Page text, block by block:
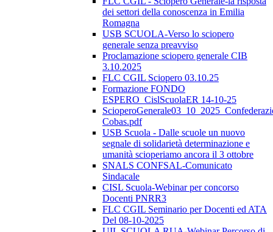
dei settori della conoscenza in Emilia
Romagna
USB SCUOLA-Verso lo sciopero
generale senza preavviso
Proclamazione sciopero generale CIB
3.10.2025
FLC CGIL Sciopero 03.10.25
Formazione FONDO
ESPERO_CislScuolaER 14-10-25
Cobas.pdf
USB Scuola - Dalle scuole un nuovo
segnale di solidarietà determinazione e
umanità scioperiamo ancora il 3 ottobre
SNALS CONFSAL-Comunicato
Sindacale
CISL Scuola-Webinar per concorso
Docenti PNRR3
FLC CGIL Seminario per Docenti ed ATA
Del 08-10-2025